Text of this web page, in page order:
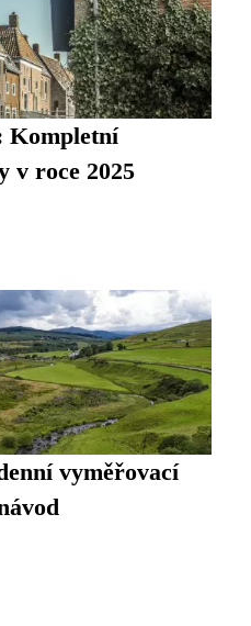
Kompletní
v roce 2025
vyměřovací